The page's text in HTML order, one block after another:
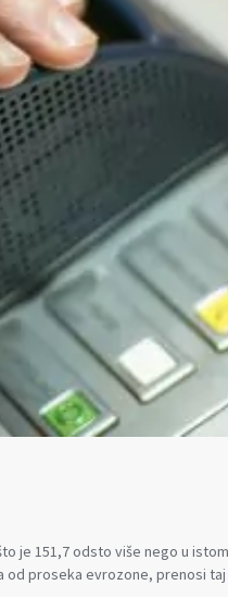
151,7 odsto više nego u
od proseka evrozone, prenosi